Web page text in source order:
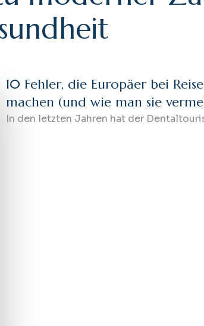
sundheit
10 Fehler, die Europäer bei
machen (und wie man sie
In den letzten Jahren hat der